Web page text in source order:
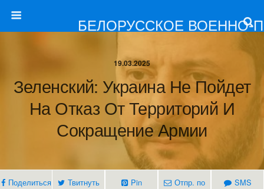
БЕЛОРУССКОЕ ВОЕННО-
19.03.2025
Зеленский: Украина Не Пойдет
На Отказ От Территорий И
Сокращение Армии
Поделиться Твитнуть Pin
Отпр. по
SMS